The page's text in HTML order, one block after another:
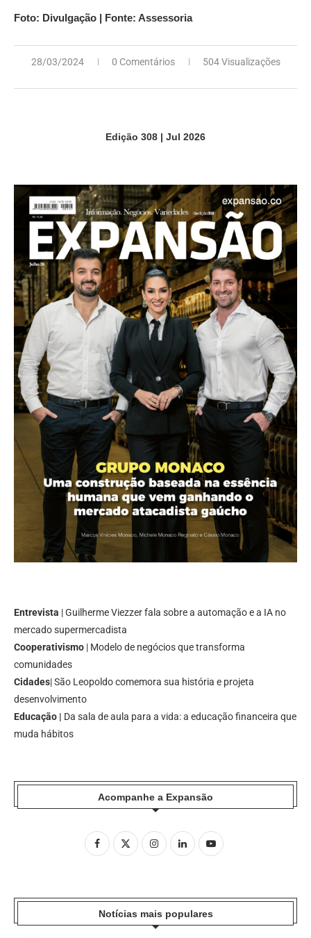
Foto: Divulgação | Fonte: Assessoria
28/03/2024 0 Comentários 504 Visualizações
Edição 308 | Jul 2026
Entrevista | Guilherme Viezzer fala sobre a automação e a IA no
mercado supermercadista
Cooperativismo | Modelo de negócios que transforma
comunidades
Cidades| São Leopoldo comemora sua história e projeta
desenvolvimento
Educação | Da sala de aula para a vida: a educação financeira que
muda hábitos
Acompanhe a Expansão
Notícias mais populares